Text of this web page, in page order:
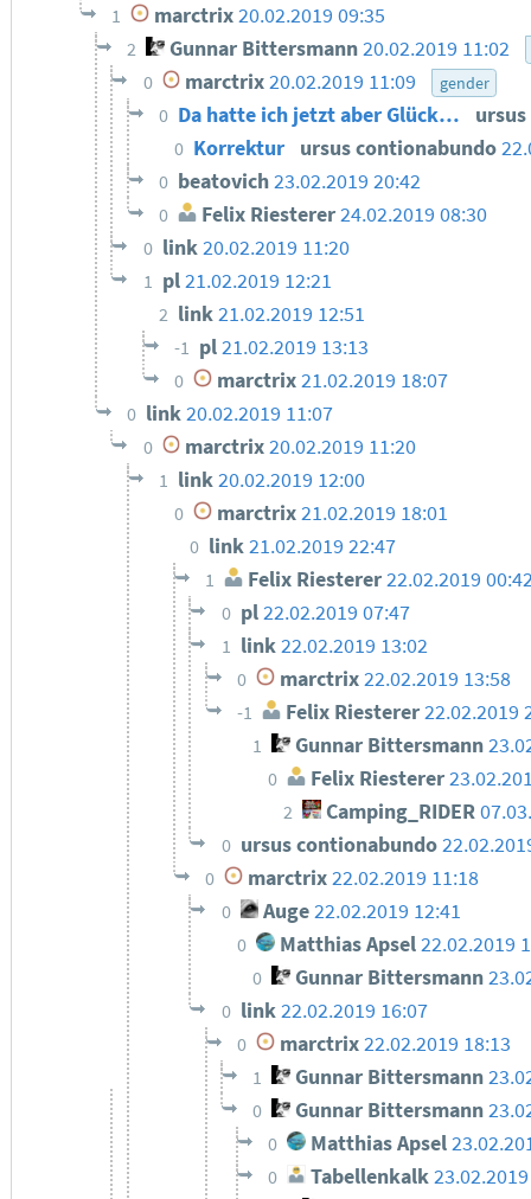
1 marctrix20.02.2019 09:35
2 Gunnar Bittersmann20.02.2019 11:02
0 marctrix20.02.2019 11:09 gender
0 Da hatte ich jetzt aber Glück…
0 Korrektur ursus contionabundo
0 beatovich23.02.2019 20:42
0 Felix Riesterer 24.02.2019 08:30
0 link20.02.2019 11:20
1 pl21.02.2019 12:21
2 link21.02.2019 12:51
-1 pl21.02.2019 13:13
0 marctrix21.02.2019 18:07
0 link20.02.2019 11:07
0 marctrix20.02.2019 11:20
1 link20.02.2019 12:00
0 marctrix21.02.2019 18:01
0 link21.02.2019 22:47
1 Felix Riesterer22.02.2019
0 pl22.02.2019 07:47
1 link22.02.2019 13:02
0 marctrix 22.02.2019 13:58
-1 Felix Riesterer 22.02.2019
1 Gunnar Bittersmann
0 Felix Riesterer
2 Camping_RIDER
0 ursus contionabundo
0 marctrix22.02.2019 11:18
0 Auge22.02.2019 12:41
0 Matthias Apsel 22.02.2019
0 Gunnar Bittersmann
0 link22.02.2019 16:07
0 marctrix 22.02.2019 18:13
1 Gunnar Bittersmann
0 Gunnar Bittersmann
0 Matthias Apsel
0 Tabellenkalk